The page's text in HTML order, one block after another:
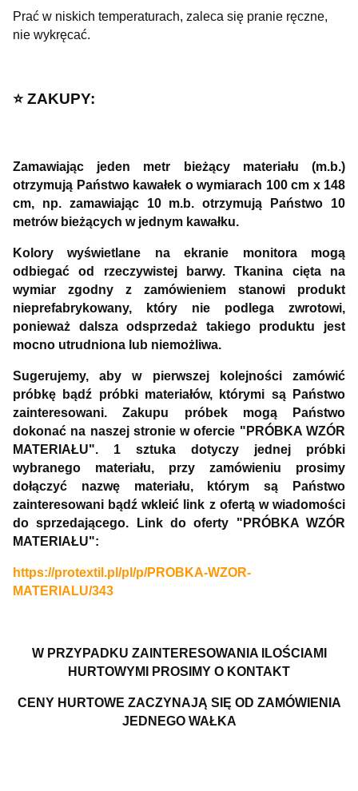
Prać w niskich temperaturach, zaleca się pranie ręczne,
nie wykręcać.
⭐️ ZAKUPY:
Zamawiając jeden metr bieżący materiału (m.b.)
otrzymują Państwo kawałek o wymiarach 100 cm x 148
cm, np. zamawiając 10 m.b. otrzymują Państwo 10
metrów bieżących w jednym kawałku.
Kolory wyświetlane na ekranie monitora mogą
odbiegać od rzeczywistej barwy. Tkanina cięta na
wymiar zgodny z zamówieniem stanowi produkt
nieprefabrykowany, który nie podlega zwrotowi,
ponieważ dalsza odsprzedaż takiego produktu jest
mocno utrudniona lub niemożliwa.
Sugerujemy, aby w pierwszej kolejności zamówić
próbkę bądź próbki materiałów, którymi są Państwo
zainteresowani. Zakupu próbek mogą Państwo
dokonać na naszej stronie w ofercie "PRÓBKA WZÓR
MATERIAŁU". 1 sztuka dotyczy jednej próbki
wybranego materiału, przy zamówieniu prosimy
dołączyć nazwę materiału, którym są Państwo
zainteresowani bądź wkleić link z ofertą w wiadomości
do sprzedającego. Link do oferty "PRÓBKA WZÓR
MATERIAŁU":
https://protextil.pl/pl/p/PROBKA-WZOR-
MATERIALU/343
W PRZYPADKU ZAINTERESOWANIA ILOŚCIAMI
HURTOWYMI PROSIMY O KONTAKT
CENY HURTOWE ZACZYNAJĄ SIĘ OD ZAMÓWIENIA
JEDNEGO WAŁKA